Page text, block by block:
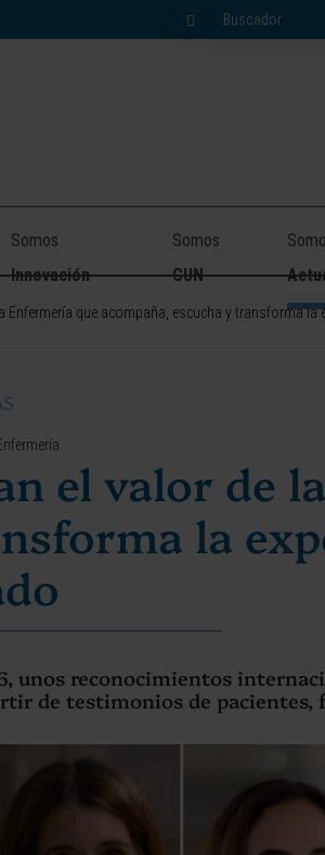
Somos
Innovación
Somos
CUN
que acompaña, escucha y transforma la
el valor de
la
unos reconocimientos
de testimonios de